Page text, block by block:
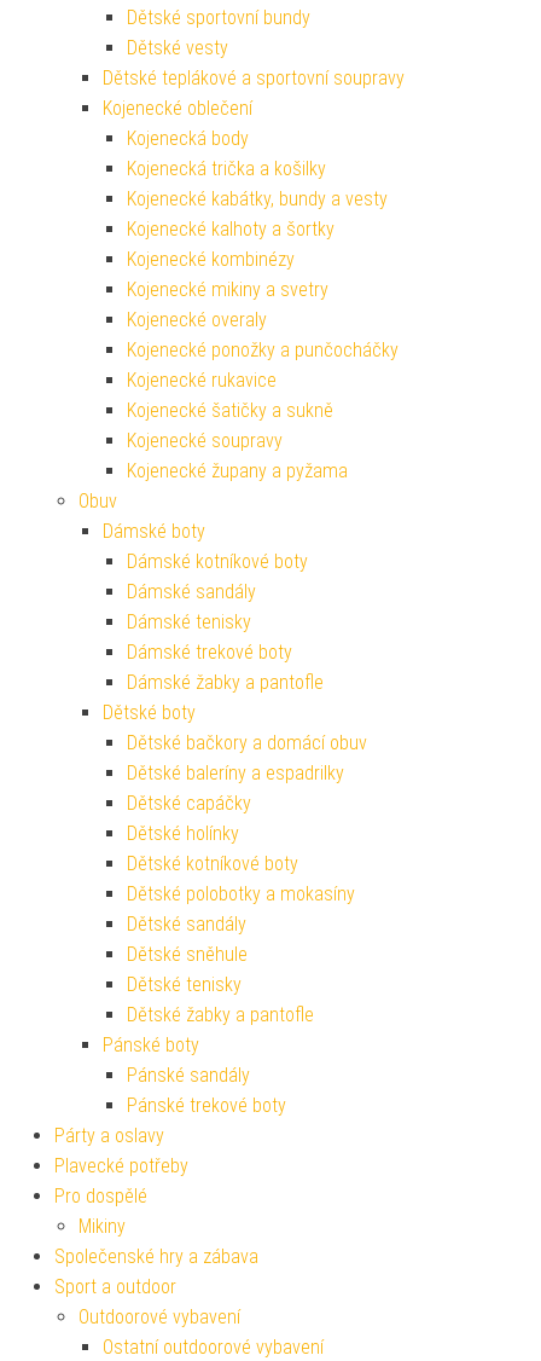
Dětské sportovní bundy
Dětské vesty
Dětské teplákové a sportovní soupravy
Kojenecké oblečení
Kojenecká body
Kojenecká trička a košilky
Kojenecké kabátky, bundy a vesty
Kojenecké kalhoty a šortky
Kojenecké kombinézy
Kojenecké mikiny a svetry
Kojenecké overaly
Kojenecké ponožky a punčocháčky
Kojenecké rukavice
Kojenecké šatičky a sukně
Kojenecké soupravy
Kojenecké župany a pyžama
Obuv
Dámské boty
Dámské kotníkové boty
Dámské sandály
Dámské tenisky
Dámské trekové boty
Dámské žabky a pantofle
Dětské boty
Dětské bačkory a domácí obuv
Dětské baleríny a espadrilky
Dětské capáčky
Dětské holínky
Dětské kotníkové boty
Dětské polobotky a mokasíny
Dětské sandály
Dětské sněhule
Dětské tenisky
Dětské žabky a pantofle
Pánské boty
Pánské sandály
Pánské trekové boty
Párty a oslavy
Plavecké potřeby
Pro dospělé
Mikiny
Společenské hry a zábava
Sport a outdoor
Outdoorové vybavení
Ostatní outdoorové vybavení